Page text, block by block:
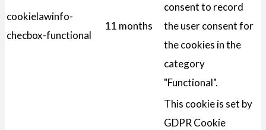
cookielawinfo-
checbox-functional
11 months
consent to record
the user consent for
the cookies in the
category
"Functional".
This cookie is set by
GDPR Cookie